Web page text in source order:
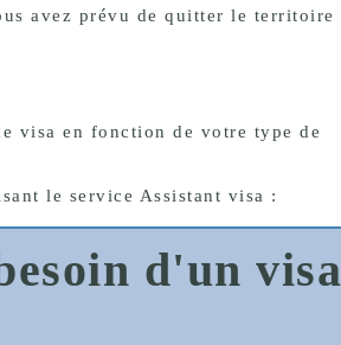
avez prévu de quitter le territoire
visa en fonction de votre type de
le service Assistant visa :
d'un visa